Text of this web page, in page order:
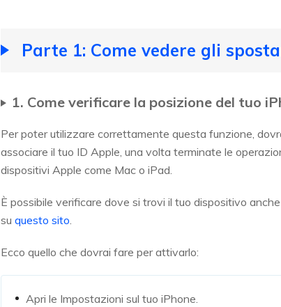
Parte 1: Come vedere gli
1. Come verificare la posizione del tuo
Per poter utilizzare correttamente questa funzione,
associare il tuo ID Apple, una volta terminate le
dispositivi Apple come Mac o iPad.
È possibile verificare dove si trovi il tuo dispositivo
su questo sito.
Ecco quello che dovrai fare per attivarlo:
Apri le Impostazioni sul tuo iPhone.